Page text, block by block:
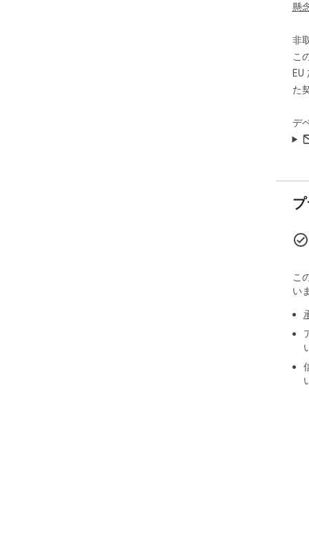
懸
デ
非
こ
EU
た
こ
い